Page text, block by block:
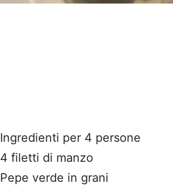
Ingredienti per 4 persone
4 filetti di manzo
Pepe verde in grani